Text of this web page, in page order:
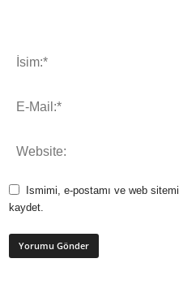
Ismimi, e-postamı ve web
kaydet.